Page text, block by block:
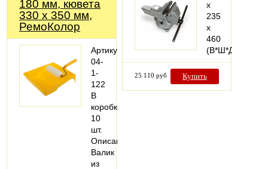
180 мм, кювета
330 х 350 мм,
РемоКолор
Артикул:
04-
1-
122
В
коробке:
10
шт.
Описание:
Валик
из
х
235
х
460
(В*Ш*Д)
25 110 руб Купить